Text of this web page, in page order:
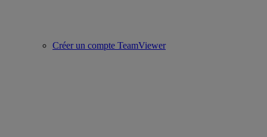
Créer un compte TeamViewer